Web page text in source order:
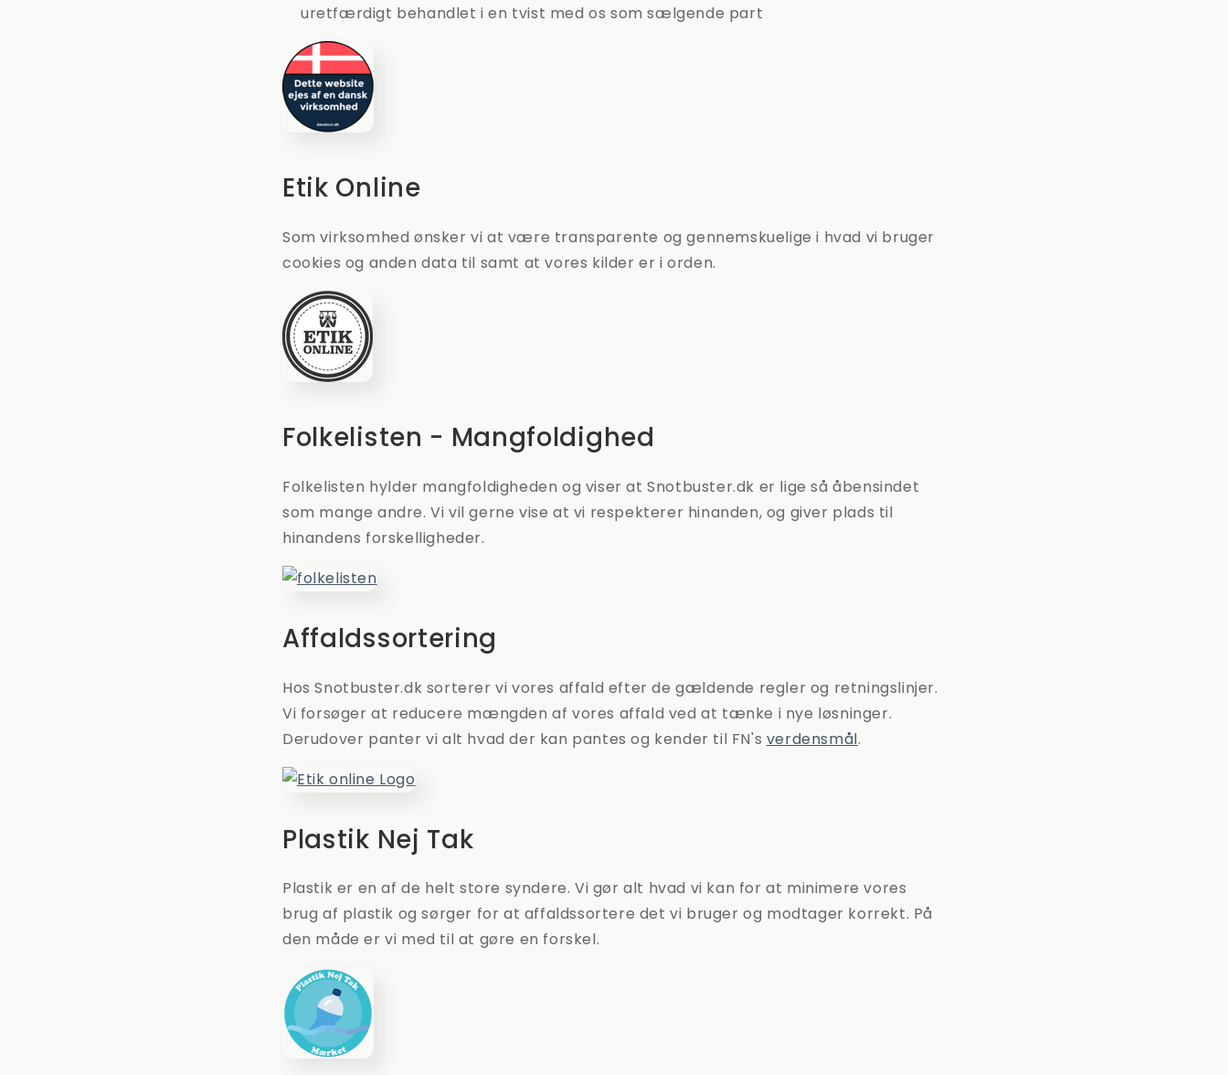
uretfærdigt behandlet i en tvist med os som sælgende part
Etik Online
Som virksomhed ønsker vi at være transparente og gennemskuelige i hvad vi bruger
cookies og anden data til samt at vores kilder er i orden.
Folkelisten - Mangfoldighed
Folkelisten hylder mangfoldigheden og viser at Snotbuster.dk er lige så åbensindet
som mange andre. Vi vil gerne vise at vi respekterer hinanden, og giver plads til
hinandens forskelligheder.
Affaldssortering
Hos Snotbuster.dk sorterer vi vores affald efter de gældende regler og retningslinjer.
Vi forsøger at reducere mængden af vores affald ved at tænke i nye løsninger.
Derudover panter vi alt hvad der kan pantes og kender til FN's verdensmål.
Plastik Nej Tak
Plastik er en af de helt store syndere. Vi gør alt hvad vi kan for at minimere vores
brug af plastik og sørger for at affaldssortere det vi bruger og modtager korrekt. På
den måde er vi med til at gøre en forskel.